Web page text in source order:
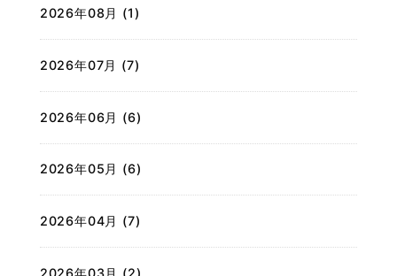
2026年08月 (1)
2026年07月 (7)
2026年06月 (6)
2026年05月 (6)
2026年04月 (7)